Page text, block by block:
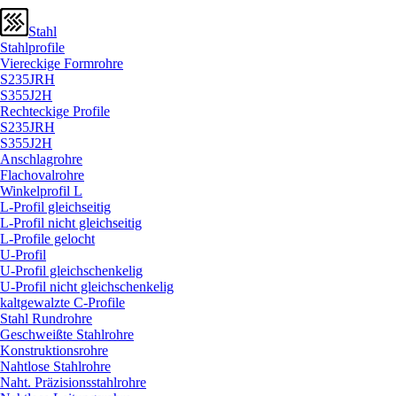
Stahl
Stahlprofile
Viereckige Formrohre
S235JRH
S355J2H
Rechteckige Profile
S235JRH
S355J2H
Anschlagrohre
Flachovalrohre
Winkelprofil L
L-Profil gleichseitig
L-Profil nicht gleichseitig
L-Profile gelocht
U-Profil
U-Profil gleichschenkelig
U-Profil nicht gleichschenkelig
kaltgewalzte C-Profile
Stahl Rundrohre
Geschweißte Stahlrohre
Konstruktionsrohre
Nahtlose Stahlrohre
Naht. Präzisionsstahlrohre